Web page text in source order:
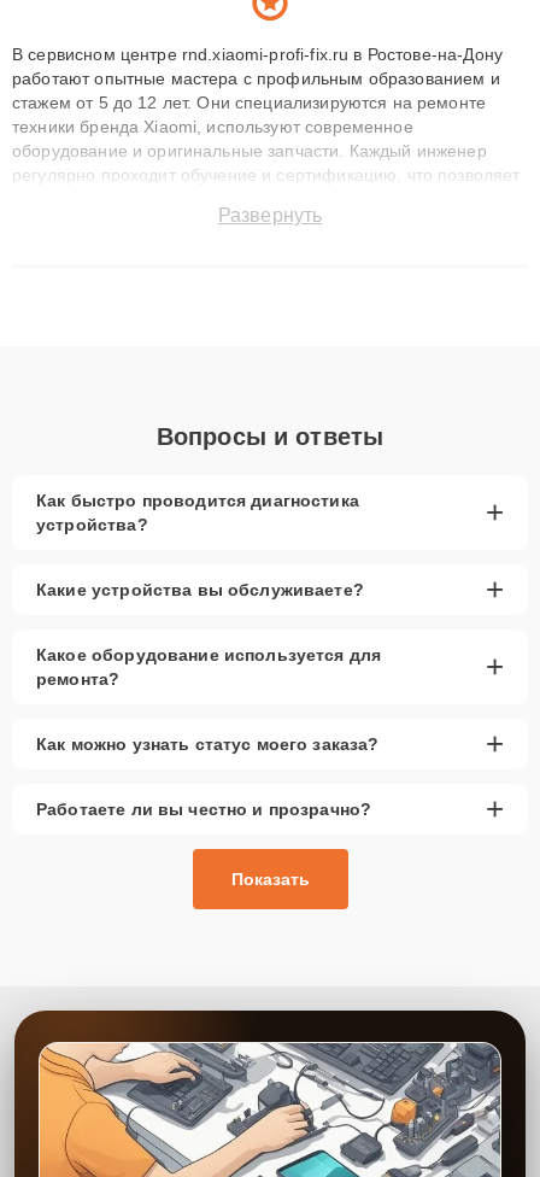
В сервисном центре rnd.xiaomi-profi-fix.ru в Ростове-на-Дону
работают опытные мастера с профильным образованием и
стажем от 5 до 12 лет. Они специализируются на ремонте
техники бренда Xiaomi, используют современное
оборудование и оригинальные запчасти. Каждый инженер
регулярно проходит обучение и сертификацию, что позволяет
технику с сохранением гарантии до 3 лет. Наши мастера
Развернуть
Вопросы и ответы
Как быстро проводится диагностика
устройства?
+
Какие устройства вы обслуживаете? +
Какое оборудование используется для
ремонта?
+
Как можно узнать статус моего заказа? +
Работаете ли вы честно и прозрачно? +
Показать